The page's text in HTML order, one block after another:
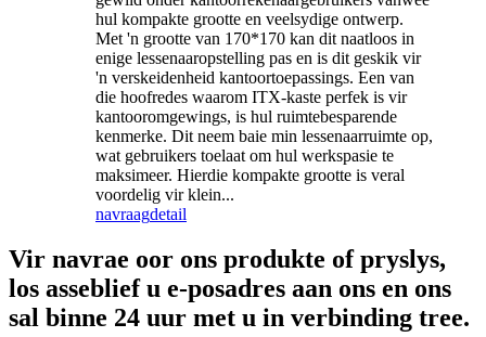
hul kompakte grootte en veelsydige ontwerp.
Met 'n grootte van 170*170 kan dit naatloos in
enige lessenaaropstelling pas en is dit geskik vir
'n verskeidenheid kantoortoepassings. Een van
die hoofredes waarom ITX-kaste perfek is vir
kantooromgewings, is hul ruimtebesparende
kenmerke. Dit neem baie min lessenaarruimte op,
wat gebruikers toelaat om hul werkspasie te
maksimeer. Hierdie kompakte grootte is veral
voordelig vir klein...
navraagdetail
Vir navrae oor ons produkte of pryslys,
los asseblief u e-posadres aan ons en ons
sal binne 24 uur met u in verbinding tree.